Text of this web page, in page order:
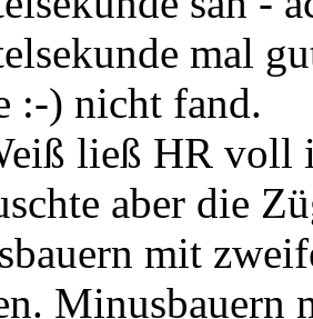
mal
:-) nicht fand.
ließ HR voll
aber die
mit
Minusbauern